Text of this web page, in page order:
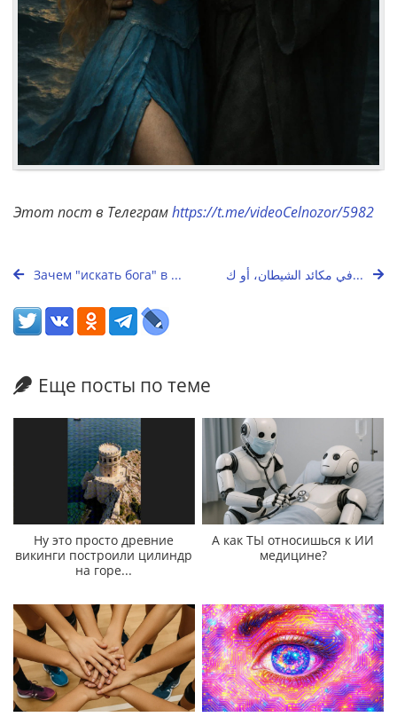
Этот пост в Телеграмhttps://t.me/videoCelnozor/5982
Зачем "искать бога" в ... في مكائد الشيطان، أو ك...
Еще посты по теме
Ну это просто древние
викинги построили цилиндр
на горе...
А как ТЫ относишься к ИИ
медицине?